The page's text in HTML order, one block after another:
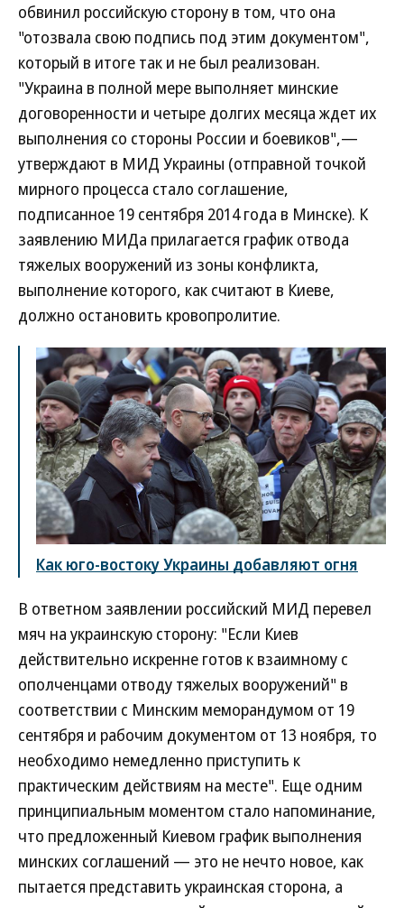
обвинил российскую сторону в том, что она
"отозвала свою подпись под этим документом",
который в итоге так и не был реализован.
"Украина в полной мере выполняет минские
договоренности и четыре долгих месяца ждет их
выполнения со стороны России и боевиков",—
утверждают в МИД Украины (отправной точкой
мирного процесса стало соглашение,
подписанное 19 сентября 2014 года в Минске). К
заявлению МИДа прилагается график отвода
тяжелых вооружений из зоны конфликта,
выполнение которого, как считают в Киеве,
должно остановить кровопролитие.
Как юго-востоку Украины добавляют огня
В ответном заявлении российский МИД перевел
мяч на украинскую сторону: "Если Киев
действительно искренне готов к взаимному с
ополченцами отводу тяжелых вооружений" в
соответствии с Минским меморандумом от 19
сентября и рабочим документом от 13 ноября, то
необходимо немедленно приступить к
практическим действиям на месте". Еще одним
принципиальным моментом стало напоминание,
что предложенный Киевом график выполнения
минских соглашений — это не нечто новое, как
пытается представить украинская сторона, а